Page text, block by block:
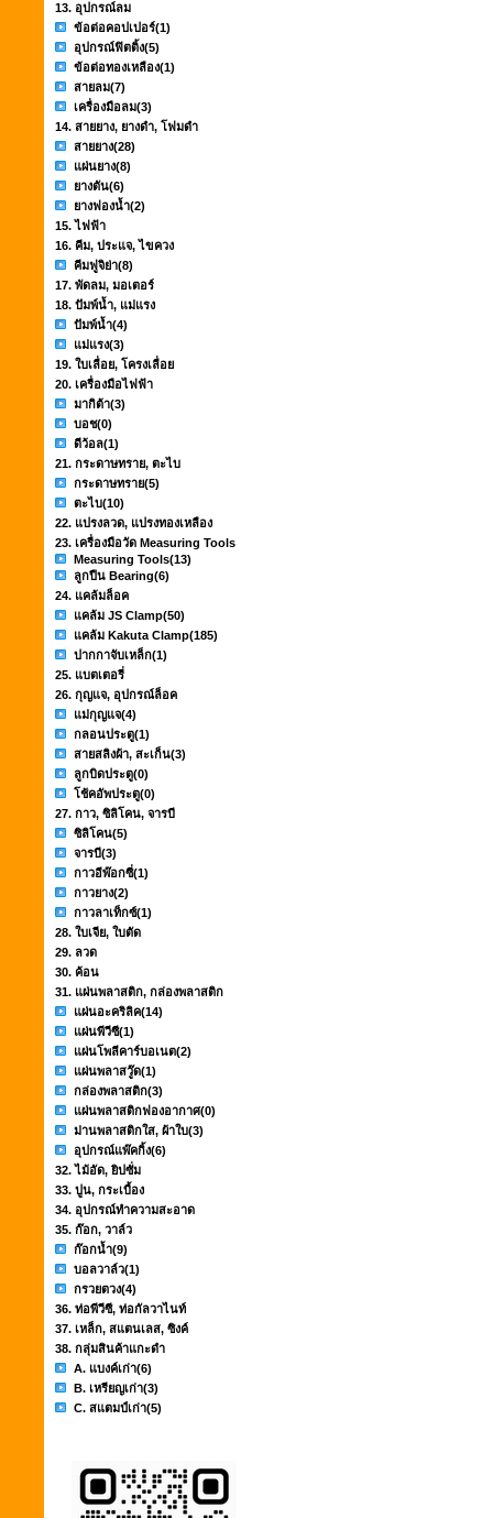
13. อุปกรณ์ลม
ข้อต่อคอปเปอร์(1)
อุปกรณ์ฟิตติ้ง(5)
ข้อต่อทองเหลือง(1)
สายลม(7)
เครื่องมือลม(3)
14. สายยาง, ยางดำ, โฟมดำ
สายยาง(28)
แผ่นยาง(8)
ยางตัน(6)
ยางฟองน้ำ(2)
15. ไฟฟ้า
16. คีม, ประแจ, ไขควง
คีมฟูจิย่า(8)
17. พัดลม, มอเตอร์
18. ปัมพ์น้ำ, แม่แรง
ปัมพ์น้ำ(4)
แม่แรง(3)
19. ใบเลื่อย, โครงเลื่อย
20. เครื่องมือไฟฟ้า
มากิต้า(3)
บอช(0)
ดีว้อล(1)
21. กระดาษทราย, ตะไบ
กระดาษทราย(5)
ตะไบ(10)
22. แปรงลวด, แปรงทองเหลือง
23. เครื่องมือวัด Measuring Tools
Measuring Tools(13)
ลูกปืน Bearing(6)
24. แคล้มล็อค
แคล้ม JS Clamp(50)
แคล้ม Kakuta Clamp(185)
ปากกาจับเหล็ก(1)
25. แบตเตอรี่
26. กุญแจ, อุปกรณ์ล็อค
แม่กุญแจ(4)
กลอนประตู(1)
สายสลิงผ้า, สะเก็น(3)
ลูกบิดประตู(0)
โช้คอัพประตู(0)
27. กาว, ซิลิโคน, จารบี
ซิลิโคน(5)
จารบี(3)
กาวอีพ๊อกซี่(1)
กาวยาง(2)
กาวลาเท็กซ์(1)
28. ใบเจีย, ใบตัด
29. ลวด
30. ค้อน
31. แผ่นพลาสติก, กล่องพลาสติก
แผ่นอะคริลิค(14)
แผ่นพีวีซี(1)
แผ่นโพลีคาร์บอเนต(2)
แผ่นพลาสวู๊ด(1)
กล่องพลาสติก(3)
แผ่นพลาสติกฟองอากาศ(0)
ม่านพลาสติกใส, ผ้าใบ(3)
อุปกรณ์แพ๊คกิ้ง(6)
32. ไม้อัด, ยิปซั่ม
33. ปูน, กระเบื้อง
34. อุปกรณ์ทำความสะอาด
35. ก๊อก, วาล์ว
ก๊อกน้ำ(9)
บอลวาล์ว(1)
กรวยตวง(4)
36. ท่อพีวีซี, ท่อกัลวาไนท์
37. เหล็ก, สแตนเลส, ซิงค์
38. กลุ่มสินค้าแกะดำ
A. แบงค์เก่า(6)
B. เหรียญเก่า(3)
C. สแตมป์เก่า(5)